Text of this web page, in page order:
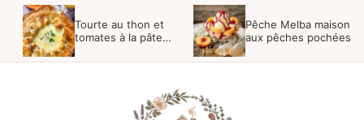
Aller
contenu
Tourte au thon et
tomates à la pâte
Pêche Melba maison
aux pêches pochées